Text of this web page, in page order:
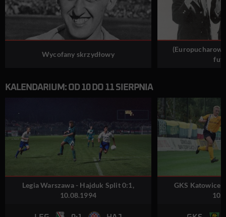
Wycofany skrzydłowy
KALENDARIUM: OD 10 DO 11 SIERPNIA
Legia Warszawa - Hajduk Split 0:1,
10.08.1994
GKS Katowice